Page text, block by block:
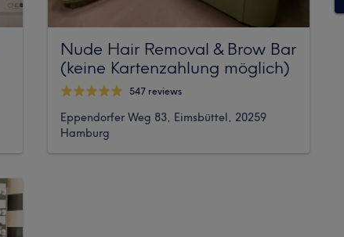
Nude Hair Removal & Brow Bar
(keine Kartenzahlung möglich)
547 reviews
Eppendorfer Weg 83, Eimsbüttel, 20259
Hamburg